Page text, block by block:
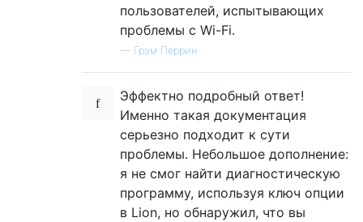
пользователей, испытывающих
проблемы с Wi-Fi.
— Грэм Перрин
Эффектно подробный ответ!
Именно такая документация
серьезно подходит к сути
проблемы. Небольшое дополнение:
я не смог найти диагностическую
программу, используя ключ опции
в Lion, но обнаружил, что вы